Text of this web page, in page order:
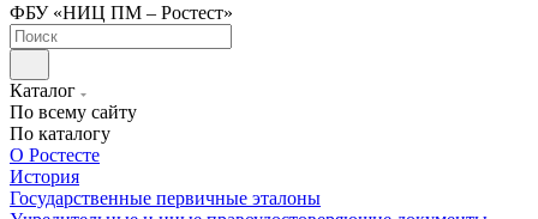
ФБУ «НИЦ ПМ – Ростест»
Каталог
По всему сайту
По каталогу
О Ростесте
История
Государственные первичные эталоны